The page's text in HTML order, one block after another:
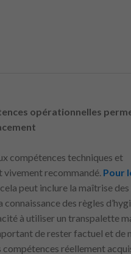
opérationnelles
compétences techniques et
vivement recommandé. Pour
cela peut inclure la maîtrise
des règles
à utiliser un transpalette
de rester factuel et de
compétences réellement